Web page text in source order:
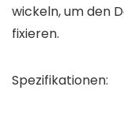
wickeln, um den
fixieren.
Spezifikationen: